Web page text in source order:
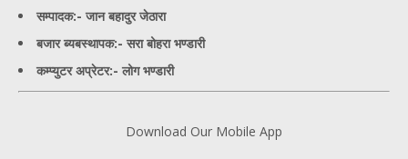
सम्पादक:- जान बहादुर जेठारा
बजार ब्यबस्थापक:- सरा बोहरा भण्डारी
कम्प्युटर अप्रेटर:- लोग भण्डारी
Download Our Mobile App